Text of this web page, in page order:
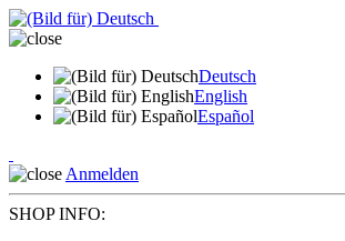
Deutsch
English
Español
Anmelden
SHOP INFO: